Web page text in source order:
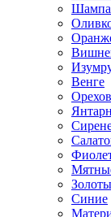
Венге
Синие